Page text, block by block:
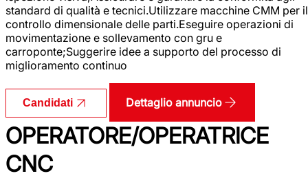
standard di qualità e tecnici.Utilizzare macchine CMM per il
controllo dimensionale delle parti.Eseguire operazioni di
movimentazione e sollevamento con gru e
carroponte;Suggerire idee a supporto del processo di
miglioramento continuo
Candidati Dettaglio annuncio
OPERATORE/OPERATRICE
CNC